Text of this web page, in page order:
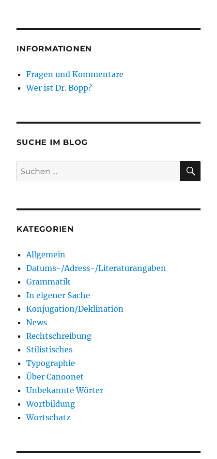
INFORMATIONEN
Fragen und Kommentare
Wer ist Dr. Bopp?
SUCHE IM BLOG
Suchen
nach:
KATEGORIEN
Allgemein
Datums-/Adress-/Literaturangaben
Grammatik
In eigener Sache
Konjugation/Deklination
News
Rechtschreibung
Stilistisches
Typographie
Über Canoonet
Unbekannte Wörter
Wortbildung
Wortschatz